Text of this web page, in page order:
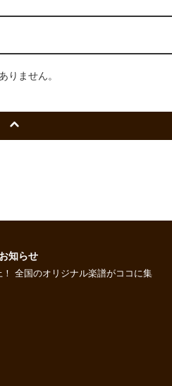
りません。
知らせ
全国のオリジナル楽譜がココに集